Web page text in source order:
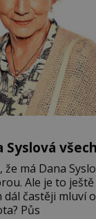
Syslová
má Dana
Ale je to ještě
častěji mluví
Půs